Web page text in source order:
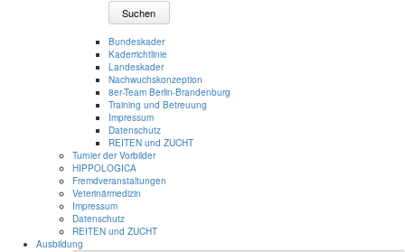
Suchen
Bundeskader
Kaderrichtlinie
Landeskader
Nachwuchskonzeption
8er-Team Berlin-Brandenburg
Training und Betreuung
Impressum
Datenschutz
REITEN und ZUCHT
Turnier der Vorbilder
HIPPOLOGICA
Fremdveranstaltungen
Veterinärmedizin
Impressum
Datenschutz
REITEN und ZUCHT
Ausbildung